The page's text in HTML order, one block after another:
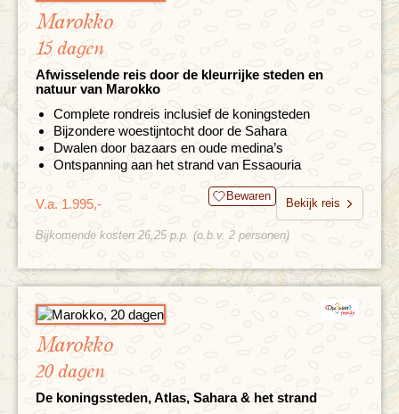
Marokko
15 dagen
Afwisselende reis door de kleurrijke steden en
natuur van Marokko
Complete rondreis inclusief de koningsteden
Bijzondere woestijntocht door de Sahara
Dwalen door bazaars en oude medina’s
Ontspanning aan het strand van Essaouria
V.a. 1.995,- Bewaren
Bekijk reis
Bijkomende kosten 26,25 p.p. (o.b.v. 2 personen)
Marokko
20 dagen
De koningssteden, Atlas, Sahara & het strand